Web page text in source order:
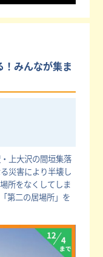
みんなが集ま
上大沢の間垣集落
災害により半壊し
所をなくしてしま
第二の居場所」を